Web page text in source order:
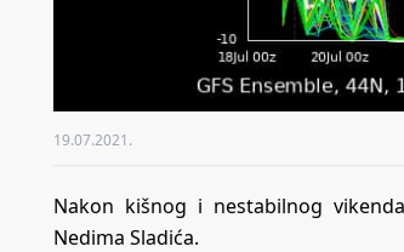
19.07.2021.
Nakon kišnog i nestabilnog
Nedima Sladića.